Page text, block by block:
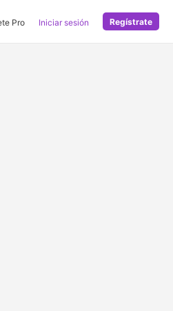
Pro Iniciar sesión Regístrate